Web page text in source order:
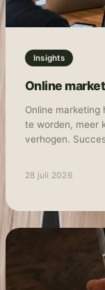
Insights
Online
Online
te worden, meer
verhogen.
28 juli 2026